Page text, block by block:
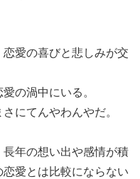
愛の喜びと悲しみが交
の渦中にいる。
にてんやわんやだ。
年の想い出や感情が積
愛とは比較にならない